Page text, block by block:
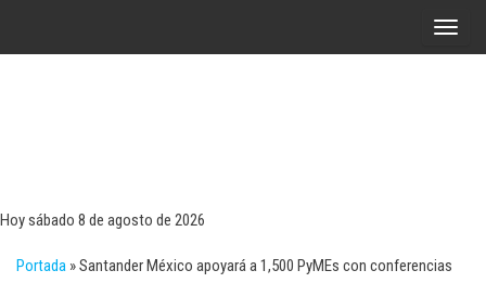
A
l
Hoy sábado 8 de agosto de 2026
Portada »Santander México apoyará a 1,500 PyMEs con conferencias